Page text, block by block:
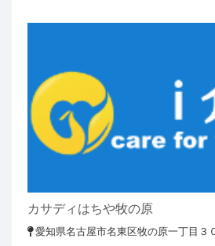
カサディはちや牧の原
愛知県名古屋市名東区牧の原一丁目３